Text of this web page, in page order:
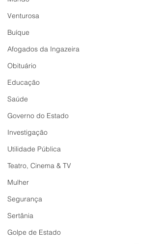
Venturosa
Buíque
Afogados da Ingazeira
Obituário
Educação
Saúde
Governo do Estado
Investigação
Utilidade Pública
Teatro, Cinema & TV
Mulher
Segurança
Sertânia
Golpe de Estado